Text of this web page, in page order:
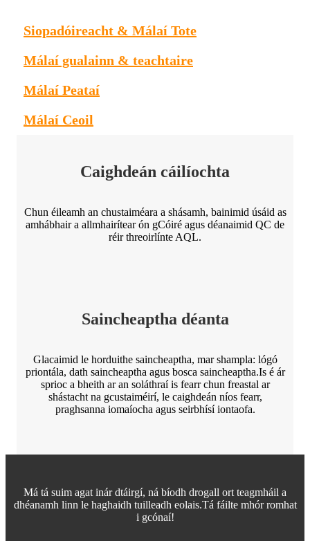
Siopadóireacht & Málaí Tote
Málaí gualainn & teachtaire
Málaí Peataí
Málaí Ceoil
Caighdeán cáilíochta
Chun éileamh an chustaiméara a shásamh, bainimid úsáid as
amhábhair a allmhairítear ón gCóiré agus déanaimid QC de
réir threoirlínte AQL.
Saincheaptha déanta
Glacaimid le horduithe saincheaptha, mar shampla: lógó
priontála, dath saincheaptha agus bosca saincheaptha.Is é ár
sprioc a bheith ar an soláthraí is fearr chun freastal ar
shástacht na gcustaiméirí, le caighdeán níos fearr,
praghsanna iomaíocha agus seirbhísí iontaofa.
Má tá suim agat inár dtáirgí, ná bíodh drogall ort teagmháil a
dhéanamh linn le haghaidh tuilleadh eolais.Tá fáilte mhór romhat
i gcónaí!